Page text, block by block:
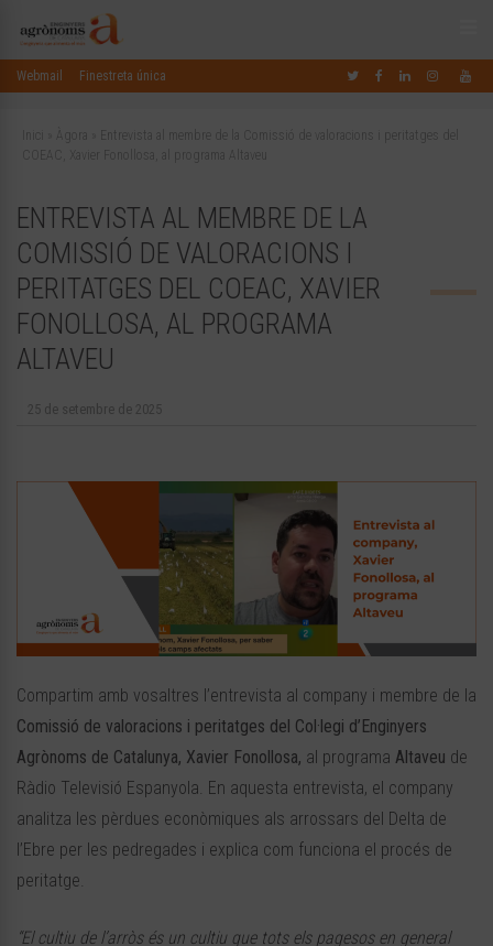
Webmail Finestreta única
Inici Àgora
Entrevista al membre de la Comissió de valoracions i peritatges del
COEAC, Xavier Fonollosa, al programa Altaveu
ENTREVISTA AL MEMBRE DE LA
COMISSIÓ DE VALORACIONS I
PERITATGES DEL COEAC, XAVIER
FONOLLOSA, AL PROGRAMA
ALTAVEU
25 de setembre de 2025
Compartim amb vosaltres l’entrevista al company i membre de la
Comissió de valoracions i peritatges del Col·legi d’Enginyers
Agrònoms de Catalunya, Xavier Fonollosa, al programa Altaveu de
Ràdio Televisió Espanyola. En aquesta entrevista, el company
analitza les pèrdues econòmiques als arrossars del Delta de
l’Ebre per les pedregades i explica com funciona el procés de
peritatge.
“El cultiu de l’arròs és un cultiu que tots els pagesos en general